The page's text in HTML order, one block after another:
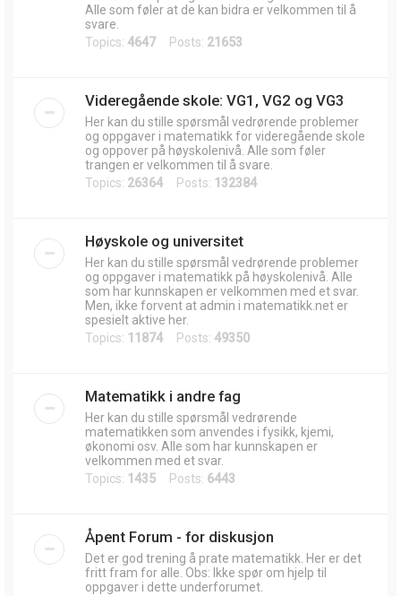
Alle som føler at de kan bidra er velkommen til å
svare.
Topics: 4647Posts: 21653
Videregående skole: VG1, VG2 og VG3
Her kan du stille spørsmål vedrørende problemer
og oppgaver i matematikk for videregående skole
og oppover på høyskolenivå. Alle som føler
trangen er velkommen til å svare.
Topics: 26364 Posts: 132384
Høyskole og universitet
Her kan du stille spørsmål vedrørende problemer
og oppgaver i matematikk på høyskolenivå. Alle
som har kunnskapen er velkommen med et svar.
Men, ikke forvent at admin i matematikk.net er
spesielt aktive her.
Topics: 11874 Posts: 49350
Matematikk i andre fag
Her kan du stille spørsmål vedrørende
matematikken som anvendes i fysikk, kjemi,
økonomi osv. Alle som har kunnskapen er
velkommen med et svar.
Topics: 1435 Posts: 6443
Åpent Forum - for diskusjon
Det er god trening å prate matematikk. Her er det
fritt fram for alle. Obs: Ikke spør om hjelp til
oppgaver i dette underforumet.